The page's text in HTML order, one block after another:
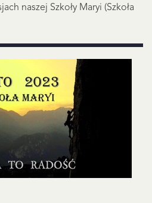
naszej Szkoły Maryi (Szkoła